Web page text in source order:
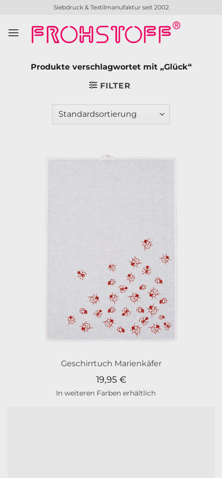
springen
Siebdruck & Textilmanufaktur seit 2002
Produkte verschlagwortet mit „Glück“
FILTER
Geschirrtuch Marienkäfer
19,95 €
In weiteren Farben erhältlich